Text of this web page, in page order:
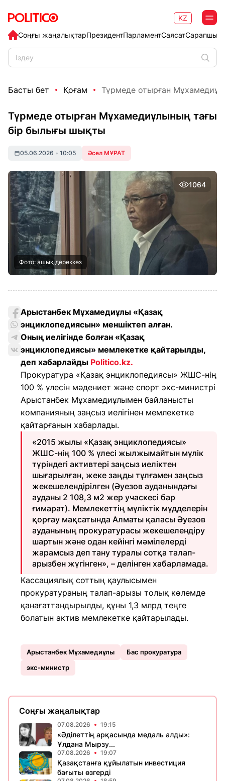
Соңғы жаңалықтарПрезидентПарламентСаясат
KZ
Басты бет Қоғам Түрмеде отырған
Түрмеде отырған Мұхамедиұлының тағы
бір былығы шықты
05.06.2026 • 10:05 Әсел МҰРАТ
1064
Фото: ашық дереккөз
Арыстанбек Мұхамедиұлы «Қазақ
энциклопедиясын» меншіктеп алған.
Оның иелігінде болған «Қазақ
энциклопедиясы» мемлекетке қайтарылды,
деп хабарлайды Politico.kz.
Прокуратура «Қазақ энциклопедиясы» ЖШС-нің
100 % үлесін мәдениет және спорт экс-министрі
Арыстанбек Мұхамедиұлымен байланысты
компанияның заңсыз иелігінен мемлекетке
қайтарғанын хабарлады.
«2015 жылы «Қазақ энциклопедиясы»
ЖШС-нің 100 % үлесі жылжымайтын мүлік
түріндегі активтері заңсыз иеліктен
шығарылған, жеке заңды тұлғамен заңсыз
жекешелендірілген (Әуезов ауданындағы
ауданы 2 108,3 м2 жер учаскесі бар
ғимарат). Мемлекеттің мүліктік мүдделерін
қорғау мақсатында Алматы қаласы Әуезов
ауданының прокуратурасы жекешелендіру
шартын және одан кейінгі мәмілелерді
жарамсыз деп тану туралы сотқа талап-
арызбен жүгінген», – делінген хабарламада.
Кассациялық соттың қаулысымен
прокуратураның талап-арызы толық көлемде
қанағаттандырылды, құны 1,3 млрд теңге
болатын актив мемлекетке қайтарылады.
Арыстанбек Мұхамедиұлы
Бас прокуратура
экс-министр
Соңғы жаңалықтар
07.08.2026 19:15
«Әділеттің арқасында медаль алды»:
Ұлдана Мырзу...
07.08.2026 19:07
Қазақстанға құйылатын инвестиция
бағыты өзгерді